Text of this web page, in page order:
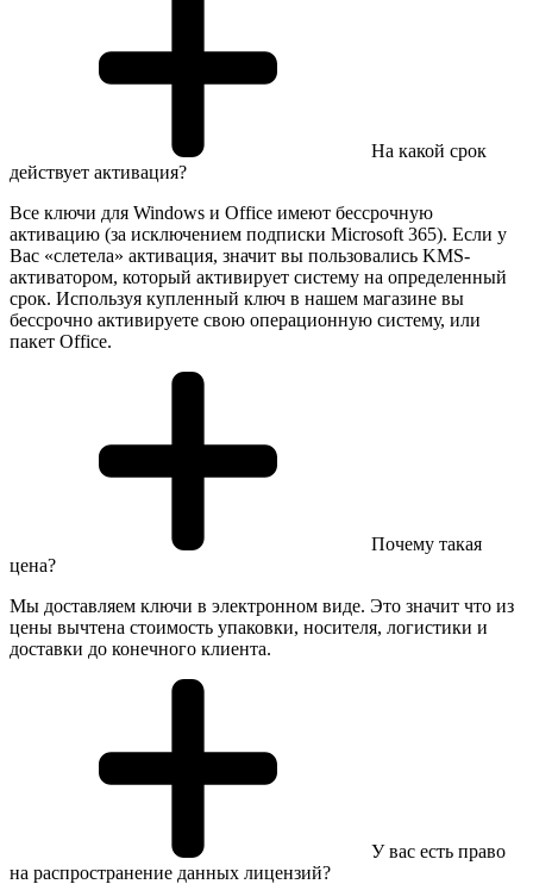
На какой срок
действует активация?
Все ключи для Windows и Office имеют бессрочную
активацию (за исключением подписки Microsoft 365). Если у
Вас «слетела» активация, значит вы пользовались KMS-
активатором, который активирует систему на определенный
срок. Используя купленный ключ в нашем магазине вы
бессрочно активируете свою операционную систему, или
пакет Office.
Почему такая
цена?
Мы доставляем ключи в электронном виде. Это значит что из
цены вычтена стоимость упаковки, носителя, логистики и
доставки до конечного клиента.
У вас есть право
на распространение данных лицензий?